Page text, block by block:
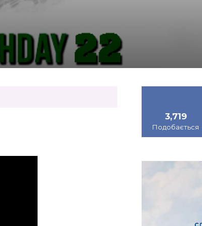
3,719
Подобається